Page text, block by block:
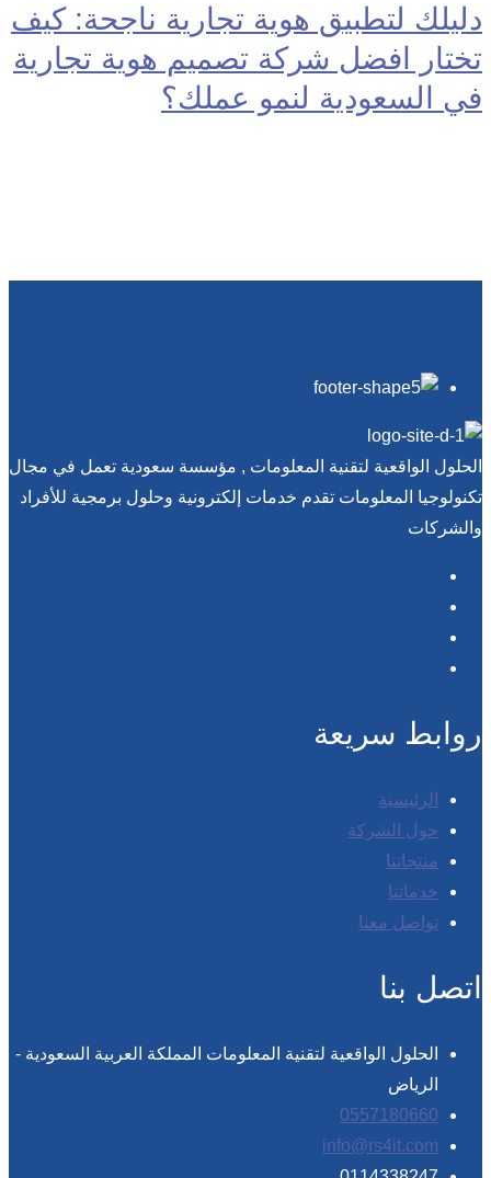
دليلك لتطبيق هوية تجارية ناجحة: كيف
تختار افضل شركة تصميم هوية تجارية
في السعودية لنمو عملك؟
الحلول الواقعية لتقنية المعلومات , مؤسسة سعودية تعمل في مجال
تكنولوجيا المعلومات تقدم خدمات إلكترونية وحلول برمجية للأفراد
والشركات
روابط سريعة
الرئيسية
حول الشركة
منتجاتنا
خدماتنا
تواصل معنا
اتصل بنا
الحلول الواقعية لتقنية المعلومات المملكة العربية السعودية -
الرياض
0557180660
info@rs4it.com